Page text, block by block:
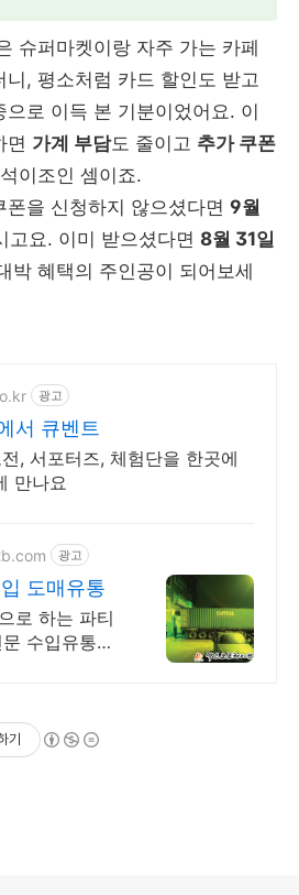
슈퍼마켓이랑 자주 가는 카페
니, 평소처럼 카드 할인도 받고
로 이득 본 기분이었어요. 이
면 가계 부담도 줄이고 추가 쿠폰
이조인 셈이죠.
을 신청하지 않으셨다면 9월
고요. 이미 받으셨다면 8월 31일
박 혜택의 주인공이 되어보세
광고
서 큐벤트
, 서포터즈, 체험단을 한곳에
트에 만나요
광고
도매유통
로 하는 파티
수입유통공
기